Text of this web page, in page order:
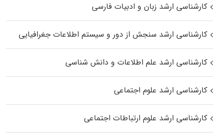
کارشناسی ارشد زبان و ادبیات فارسی
کارشناسی ارشد سنجش از دور و سیستم اطلاعات جغرافیایی
کارشناسی ارشد علم اطلاعات و دانش شناسی
کارشناسی ارشد علوم اجتماعی
کارشناسی ارشد علوم ارتباطات اجتماعی